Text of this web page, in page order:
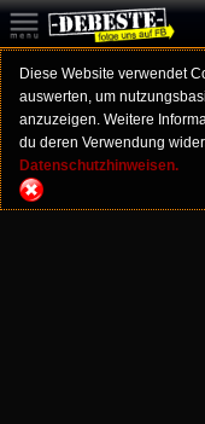
Diese Website verwendet
auswerten, um
anzuzeigen. Weitere
du deren Verwendung
Datenschutzhinweisen.